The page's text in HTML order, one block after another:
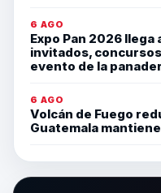
6 AGO
Expo Pan 2026
invitados,
evento de la
6 AGO
Volcán de Fuego
Guatemala